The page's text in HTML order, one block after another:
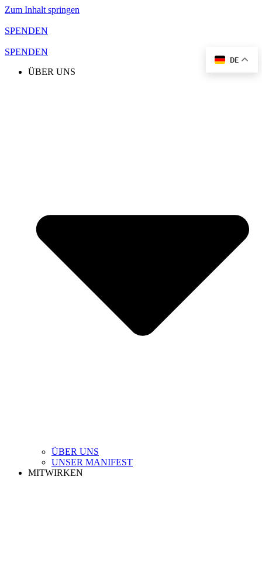
Zum Inhalt springen
SPENDEN
SPENDEN
ÜBER UNS
ÜBER UNS
UNSER MANIFEST
MITWIRKEN
DE